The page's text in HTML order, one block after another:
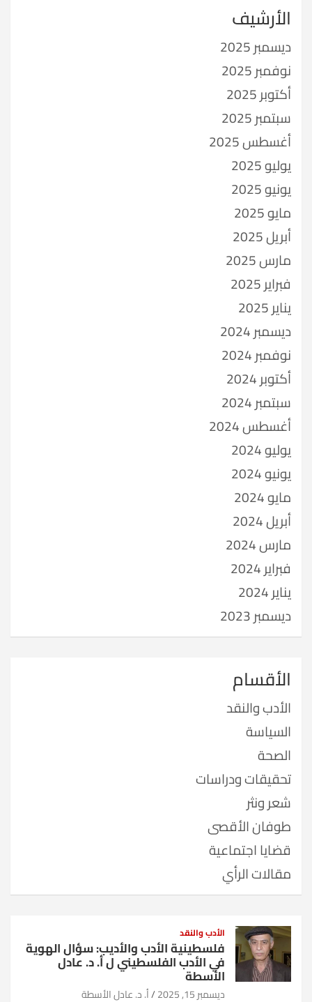
الأرشيف
ديسمبر 2025
نوفمبر 2025
أكتوبر 2025
سبتمبر 2025
أغسطس 2025
يوليو 2025
يونيو 2025
مايو 2025
أبريل 2025
مارس 2025
فبراير 2025
يناير 2025
ديسمبر 2024
نوفمبر 2024
أكتوبر 2024
سبتمبر 2024
أغسطس 2024
يوليو 2024
يونيو 2024
مايو 2024
أبريل 2024
مارس 2024
فبراير 2024
يناير 2024
ديسمبر 2023
الأقسام
الأدب والنقد
السياسة
الصحة
تحقيقات ودراسات
شعر ونثر
طوفان الأقصى
قضايا اجتماعية
مقالات الرأي
الأدب والنقد
فلسطينية الأدب والأديب: سؤال الهوية
في الأدب الفلسطيني ل أ. د. عادل
الأسطة
ديسمبر 15, 2025 أ. د. عادل الأسطة